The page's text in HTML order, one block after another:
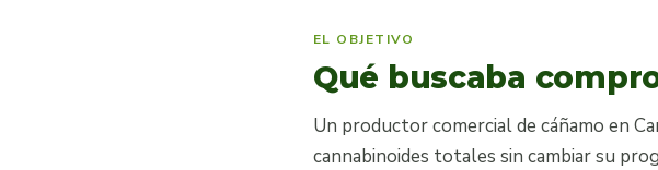
EL OBJETIVO
Qué buscaba
Un productor comercial de cáñamo en
cannabinoides totales sin cambiar su